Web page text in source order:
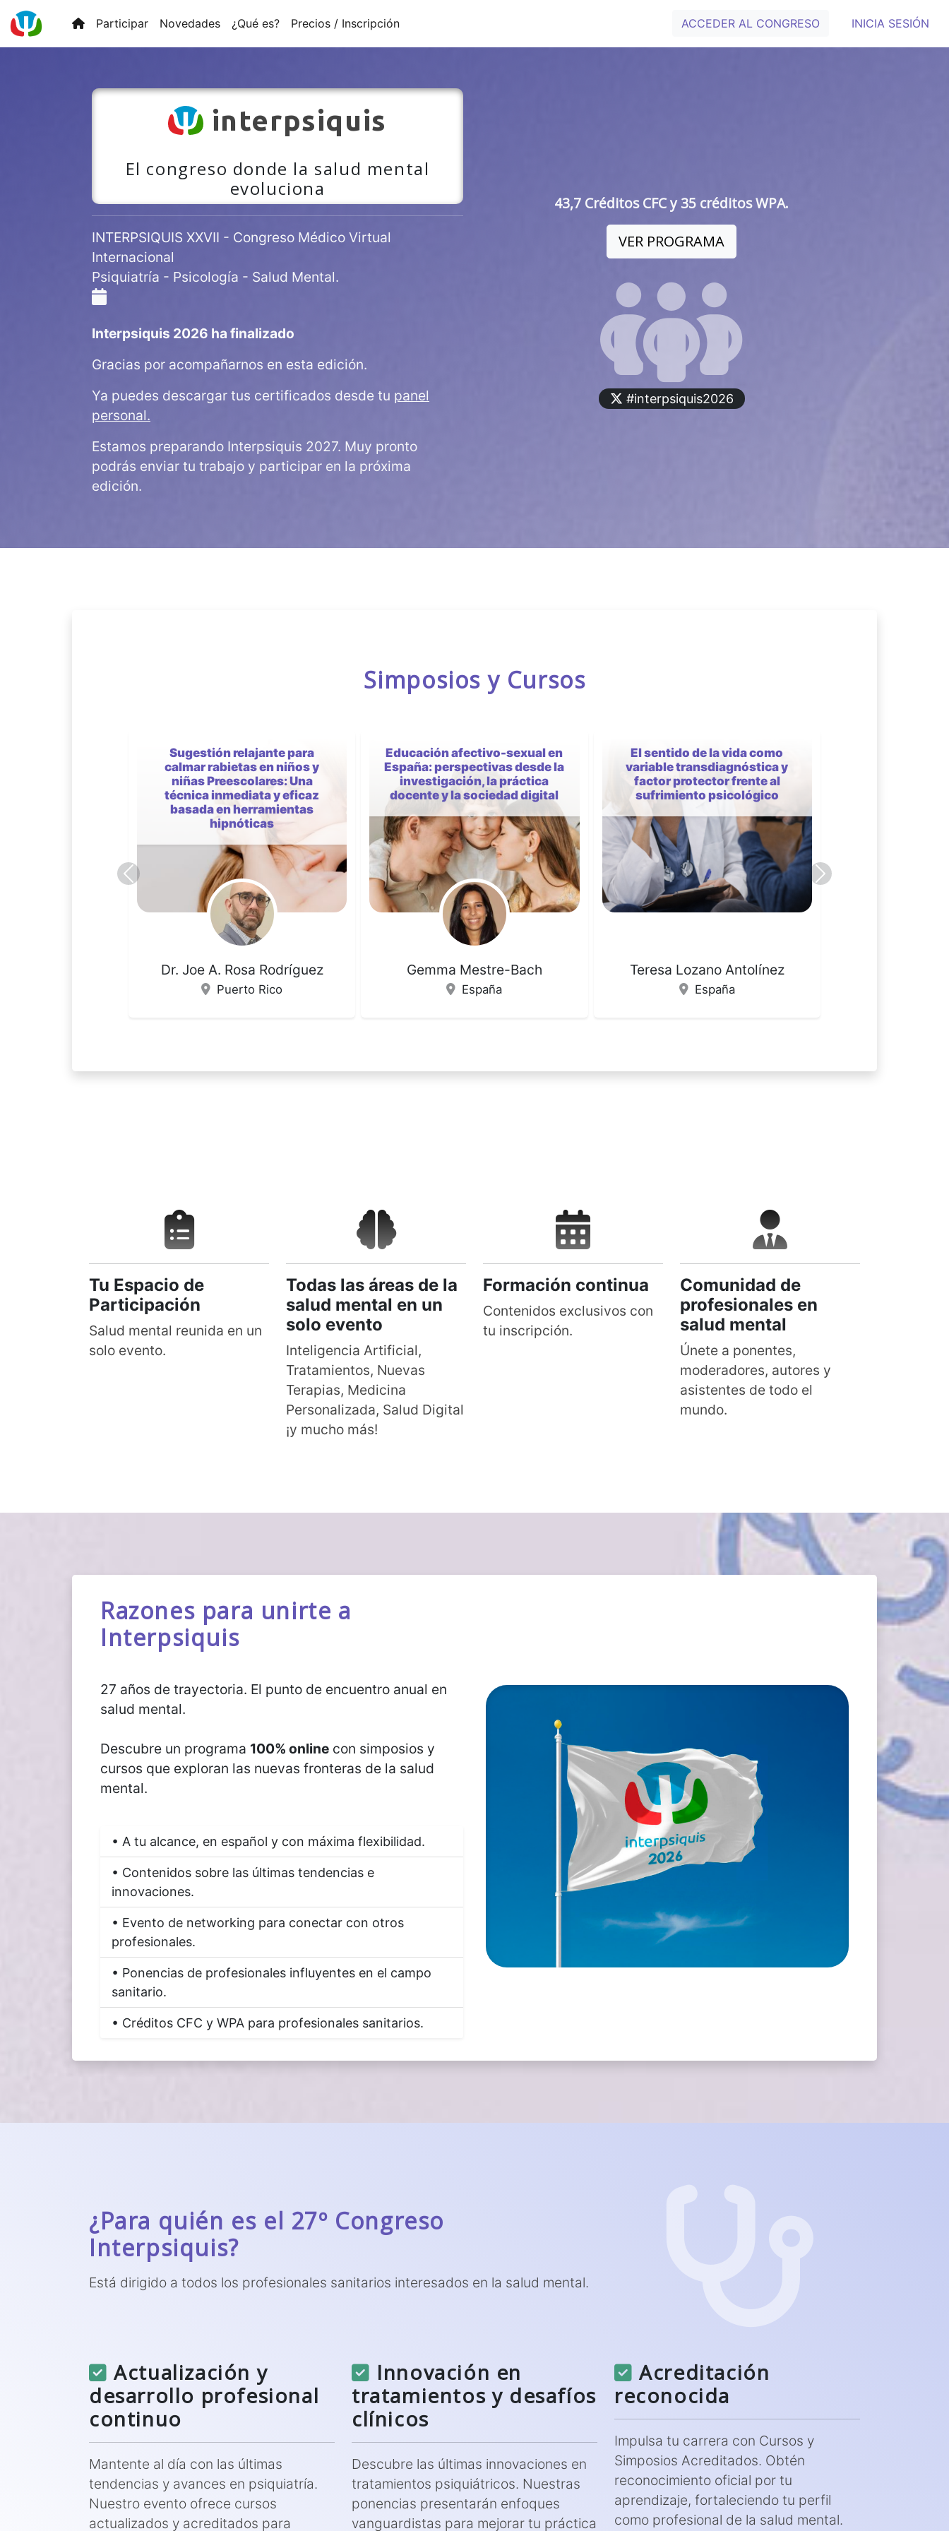
Participar Novedades ¿Qué es? Precios / Inscripción ACCEDER AL CONGRESO INICIA SESIÓN
interpsiquis
El congreso donde la salud mental
evoluciona
INTERPSIQUIS XXVII - Congreso Médico Virtual
Internacional
Psiquiatría - Psicología - Salud Mental.
Interpsiquis 2026 ha finalizado
Gracias por acompañarnos en esta edición.
Ya puedes descargar tus certificados desde tu panel
personal.
Estamos preparando Interpsiquis 2027. Muy pronto
podrás enviar tu trabajo y participar en la próxima
edición.
43,7 Créditos CFC y 35 créditos WPA.
VER PROGRAMA
#interpsiquis2026
Simposios y Cursos
Educación afectivo-sexual en
España: perspectivas desde la
investigación, la práctica
docente y la sociedad digital
Gemma Mestre-Bach
España
El sentido de la vida como
variable transdiagnóstica y
factor protector frente al
sufrimiento psicológico
Teresa Lozano Antolínez
España
Home tDCS. Tratamientos
avanzados a domicilio”, en el
área de
Sara Márquez Sánchez
España
Tu Espacio de
Participación
Salud mental reunida en un
solo evento.
Todas las áreas de la
salud mental en un
solo evento
Inteligencia Artificial,
Tratamientos, Nuevas
Terapias, Medicina
Personalizada, Salud Digital
¡y mucho más!
Formación continua
Contenidos exclusivos con
tu inscripción.
Comunidad de
profesionales en
salud mental
Únete a ponentes,
moderadores, autores y
asistentes de todo el
mundo.
Razones para unirte a
Interpsiquis
27 años de trayectoria. El punto de encuentro anual en
salud mental.
Descubre un programa 100% online con simposios y
cursos que exploran las nuevas fronteras de la salud
mental.
• A tu alcance, en español y con máxima flexibilidad.
• Contenidos sobre las últimas tendencias e
innovaciones.
• Evento de networking para conectar con otros
profesionales.
• Ponencias de profesionales influyentes en el campo
sanitario.
• Créditos CFC y WPA para profesionales sanitarios.
¿Para quién es el 27º Congreso
Interpsiquis?
Está dirigido a todos los profesionales sanitarios interesados en la salud mental.
Actualización y
desarrollo profesional
continuo
Mantente al día con las últimas
tendencias y avances en psiquiatría.
Nuestro evento ofrece cursos
actualizados y acreditados para
Innovación en
tratamientos y desafíos
clínicos
Descubre las últimas innovaciones en
tratamientos psiquiátricos. Nuestras
ponencias presentarán enfoques
vanguardistas para mejorar tu práctica
Acreditación
reconocida
Impulsa tu carrera con Cursos y
Simposios Acreditados. Obtén
reconocimiento oficial por tu
aprendizaje, fortaleciendo tu perfil
como profesional de la salud mental.